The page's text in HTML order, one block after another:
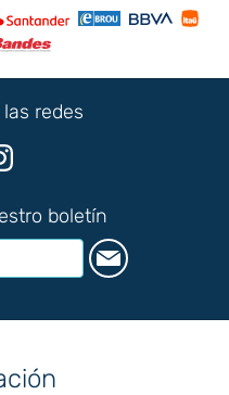
redes
boletín